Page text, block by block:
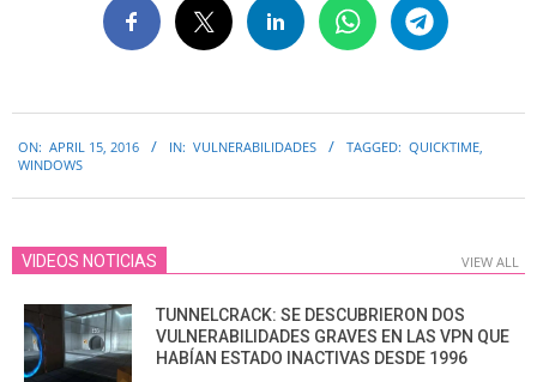
04-
ON: APRIL 15, 2016 IN: VULNERABILIDADES TAGGED: QUICKTIME,
WINDOWS
VIDEOS NOTICIAS VIEW ALL
TUNNELCRACK: SE DESCUBRIERON DOS
VULNERABILIDADES GRAVES EN LAS VPN QUE
HABÍAN ESTADO INACTIVAS DESDE 1996